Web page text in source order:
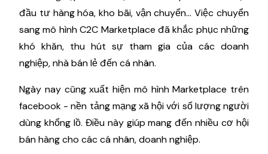
đầu tư hàng hóa, kho bãi, vận chuyển… Việc chuyển
sang mô hình C2C Marketplace đã khắc phục những
khó khăn, thu hút sự tham gia của các doanh
nghiệp, nhà bán lẻ đến cá nhân.
Ngày nay cũng xuất hiện mô hình Marketplace trên
facebook - nền tảng mạng xã hội với số lượng người
dùng khổng lồ. Điều này giúp mang đến nhiều cơ hội
bán hàng cho các cá nhân, doanh nghiệp.